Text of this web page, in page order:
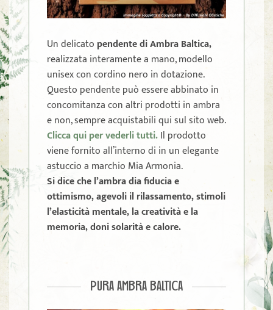
Un delicato pendente di Ambra Baltica,
realizzata interamente a mano, modello
unisex con cordino nero in dotazione.
Questo pendente può essere abbinato in
concomitanza con altri prodotti in ambra
e non, sempre acquistabili qui sul sito web.
Clicca qui per vederli tutti.Il prodotto
viene fornito all’interno di in un elegante
astuccio a marchio Mia Armonia.
Si dice che l’ambra dia fiducia e
ottimismo, agevoli il rilassamento, stimoli
l’elasticità mentale, la creatività e la
memoria, doni solarità e calore.
PURA AMBRA BALTICA